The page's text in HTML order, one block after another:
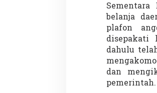
belanja
plafon
disepakati
dahulu
dan
pemerintah.